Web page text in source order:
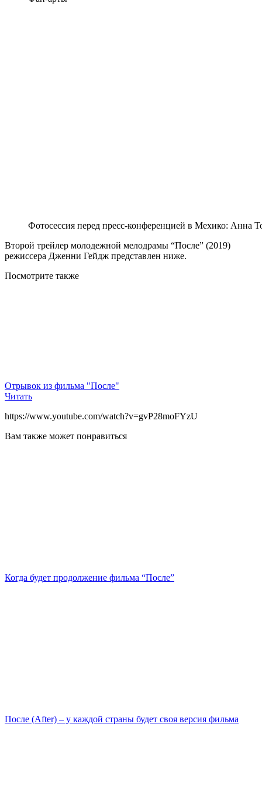
Фотосессия перед пресс-конференцией в Мехико:
Второй трейлер молодежной мелодрамы “После” (2019)
режиссера Дженни Гейдж представлен ниже.
Посмотрите также
Отрывок из фильма "После"
Читать
https://www.youtube.com/watch?v=gvP28moFYzU
Вам также может понравиться
Когда будет продолжение фильма “После”
После (After) – у каждой страны будет своя версия фильма